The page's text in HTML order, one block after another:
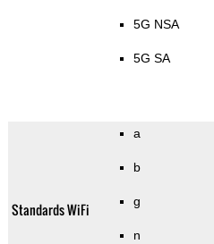
5G NSA
5G SA
Standards WiFi
a
b
g
n